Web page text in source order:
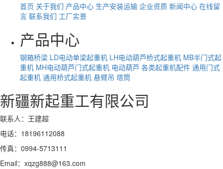
首页 关于我们 产品中心 生产安装运输 企业资质 新闻中心 在线留
言 联系我们 工厂实景
产品中心
钢箱桥梁 LD电动单梁起重机 LH电动葫芦桥式起重机 MB半门式起
重机 MH电动葫芦门式起重机 电动葫芦 各类起重机配件 通用门式
起重机 通用桥式起重机 悬臂吊 塔筒
新疆新起重工有限公司
联系人：王建超
电话：18196112088
传真：0994-5713111
Email：xqzg888@163.com